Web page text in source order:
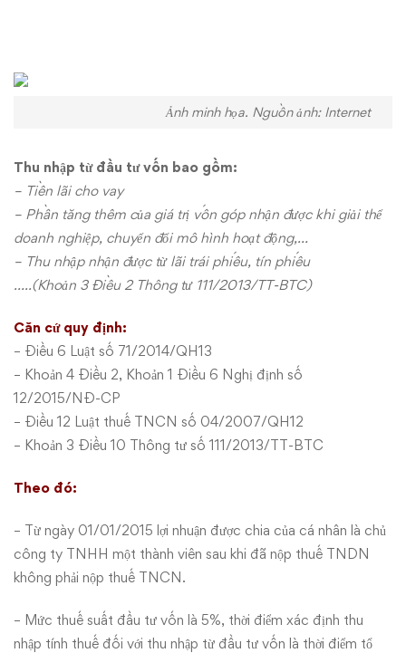
công
TNHH
MTV
có
được
miễn?
Ảnh minh họa. Nguồn ảnh: Internet
Thu nhập từ đầu tư vốn bao gồm:
– Tiền lãi cho vay
– Phần tăng thêm của giá trị vốn góp nhận được khi giải thể
doanh nghiệp, chuyển đổi mô hình hoạt động,…
– Thu nhập nhận được từ lãi trái phiếu, tín phiếu
…..(Khoản 3 Điều 2 Thông tư 111/2013/TT-BTC)
Căn cứ quy định:
– Điều 6 Luật số 71/2014/QH13
– Khoản 4 Điều 2, Khoản 1 Điều 6 Nghị định số
12/2015/NĐ-CP
– Điều 12 Luật thuế TNCN số 04/2007/QH12
– Khoản 3 Điều 10 Thông tư số 111/2013/TT-BTC
Theo đó:
– Từ ngày 01/01/2015 lợi nhuận được chia của cá nhân là chủ
công ty TNHH một thành viên sau khi đã nộp thuế TNDN
không phải nộp thuế TNCN.
– Mức thuế suất đầu tư vốn là 5%, thời điểm xác định thu
nhập tính thuế đối với thu nhập từ đầu tư vốn là thời điểm tổ